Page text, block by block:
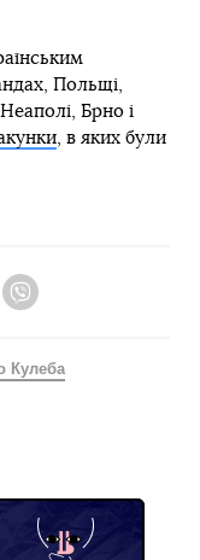
Польщі,
Неаполі, Брно і
, в яких були
Кулеба